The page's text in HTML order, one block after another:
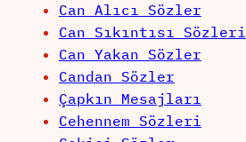
Can Alıcı Sözler
Can Sıkıntısı Sözleri
Can Yakan Sözler
Candan Sözler
Çapkın Mesajları
Cehennem Sözleri